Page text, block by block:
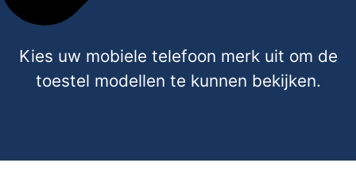
Kies uw mobiele telefoon merk uit om de
toestel modellen te kunnen bekijken.